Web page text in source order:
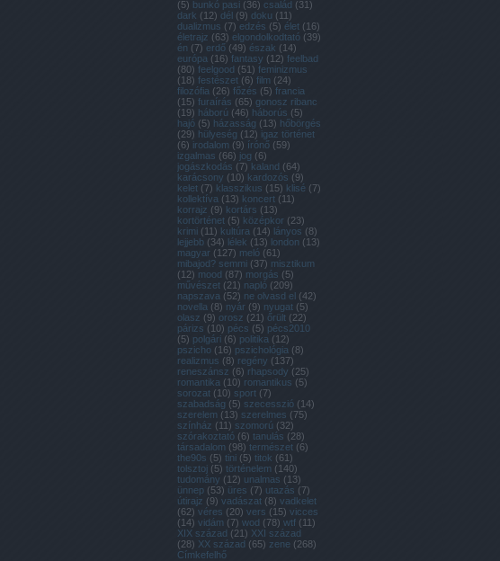
(5) bunkó pasi (36) család (31)
dark (12) dél (9) doku (11)
dualizmus (7) edzés (5) élet (16)
életrajz (63) elgondolkodtató (39)
én (7) erdő (49) észak (14)
európa (16) fantasy (12) feelbad
(80) feelgood (51) feminizmus
(18) festészet (6) film (24)
filozófia (26) főzés (5) francia
(15) furaírás (65) gonosz ribanc
(19) háború (46) háborús (5)
hajó (5) házasság (13) hőbörgés
(29) hülyeség (12) igaz történet
(6) irodalom (9) írónő (59)
izgalmas (66) jog (6)
jogászkodás (7) kaland (64)
karácsony (10) kardozós (9)
kelet (7) klasszikus (15) klisé (7)
kollektíva (13) koncert (11)
korrajz (9) kortárs (13)
kortörténet (5) középkor (23)
krimi (11) kultúra (14) lányos (8)
lejjebb (34) lélek (13) london (13)
magyar (127) meló (61)
mibajod? semmi (37) misztikum
(12) mood (87) morgás (5)
művészet (21) napló (209)
napszava (52) ne olvasd el (42)
novella (8) nyár (9) nyugat (5)
olasz (9) orosz (21) őrült (22)
párizs (10) pécs (5) pécs2010
(5) polgári (6) politika (12)
pszicho (16) pszichológia (8)
realizmus (8) regény (137)
reneszánsz (6) rhapsody (25)
romantika (10) romantikus (5)
sorozat (10) sport (7)
szabadság (5) szecesszió (14)
szerelem (13) szerelmes (75)
színház (11) szomorú (32)
szórakoztató (6) tanulás (28)
társadalom (98) természet (6)
the90s (5) tini (5) titok (61)
tolsztoj (5) történelem (140)
tudomány (12) unalmas (13)
ünnep (53) üres (7) utazás (7)
útirajz (9) vadászat (8) vadkelet
(62) véres (20) vers (15) vicces
(14) vidám (7) wod (78) wtf (11)
XIX század (21) XXI század
(28) XX század (65) zene (268)
Címkefelhő